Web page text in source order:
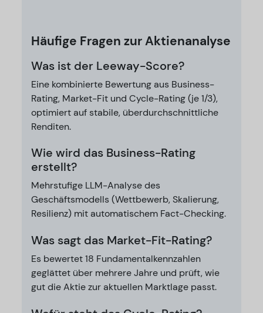
Häufige Fragen zur Aktienanalyse
Was ist der Leeway-Score?
Eine kombinierte Bewertung aus Business-
Rating, Market-Fit und Cycle-Rating (je 1/3),
optimiert auf stabile, überdurchschnittliche
Renditen.
Wie wird das Business-Rating
erstellt?
Mehrstufige LLM-Analyse des
Geschäftsmodells (Wettbewerb, Skalierung,
Resilienz) mit automatischem Fact-Checking.
Was sagt das Market-Fit-Rating?
Es bewertet 18 Fundamentalkennzahlen
geglättet über mehrere Jahre und prüft, wie
gut die Aktie zur aktuellen Marktlage passt.